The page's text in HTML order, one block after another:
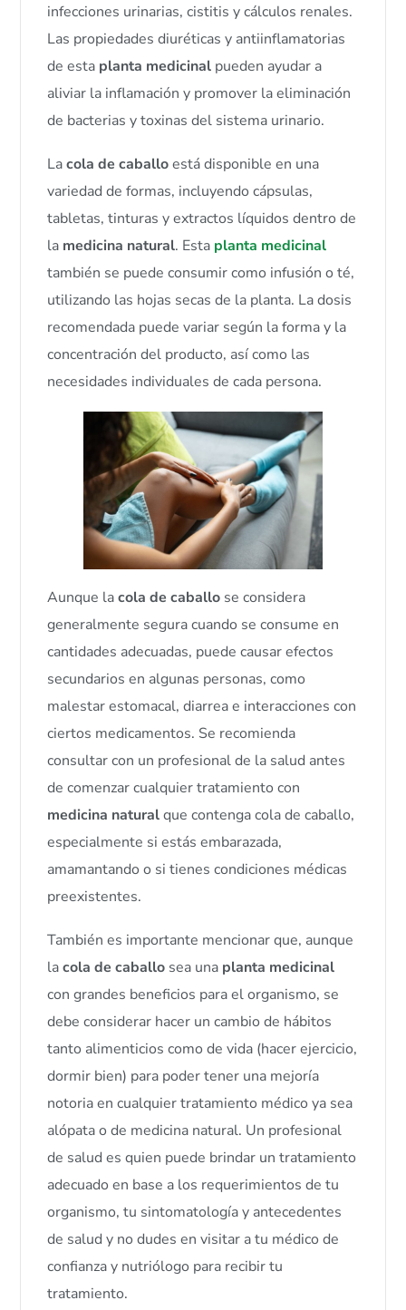
infecciones urinarias, cistitis y cálculos renales.
Las propiedades diuréticas y antiinflamatorias
de esta planta medicinal pueden ayudar a
aliviar la inflamación y promover la eliminación
de bacterias y toxinas del sistema urinario.
Lacola de caballoestá disponible en una
variedad de formas, incluyendo cápsulas,
tabletas, tinturas y extractos líquidos dentro de
la medicina natural. Esta planta medicinal
también se puede consumir como infusión o té,
utilizando las hojas secas de la planta. La dosis
recomendada puede variar según la forma y la
concentración del producto, así como las
necesidades individuales de cada persona.
Aunque lacola de caballo se considera
generalmente segura cuando se consume en
cantidades adecuadas, puede causar efectos
secundarios en algunas personas, como
malestar estomacal, diarrea e interacciones con
ciertos medicamentos. Se recomienda
consultar con un profesional de la salud antes
de comenzar cualquier tratamiento con
medicina naturalque contenga cola de caballo,
especialmente si estás embarazada,
amamantando o si tienes condiciones médicas
preexistentes.
También es importante mencionar que, aunque
lacola de caballo sea una planta medicinal
con grandes beneficios para el organismo, se
debe considerar hacer un cambio de hábitos
tanto alimenticios como de vida (hacer ejercicio,
dormir bien) para poder tener una mejoría
notoria en cualquier tratamiento médico ya sea
alópata o de medicina natural. Un profesional
de salud es quien puede brindar un tratamiento
adecuado en base a los requerimientos de tu
organismo, tu sintomatología y antecedentes
de salud y no dudes en visitar a tu médico de
confianza y nutriólogo para recibir tu
tratamiento.